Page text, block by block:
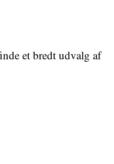
et bredt udvalg af